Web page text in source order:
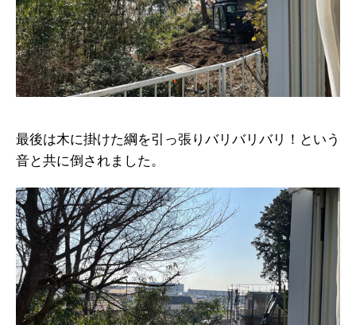
最後は木に掛けた綱を引っ張りバリバリバリ！という
音と共に倒されました。